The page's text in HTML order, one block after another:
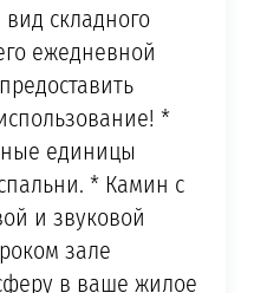
складного
ежедневной
*
единицы
* Камин с
и звуковой
зале
в ваше жилое